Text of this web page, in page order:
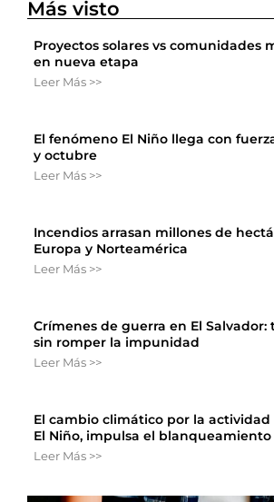
Más visto
Proyectos solares vs comunidades
en nueva etapa
Leer Más >>
El fenómeno El Niño llega con
y octubre
Leer Más >>
Incendios arrasan millones de
Europa y Norteamérica
Leer Más >>
Crímenes de guerra en El Salvador:
sin romper la impunidad
Leer Más >>
El cambio climático por la
El Niño, impulsa el blanqueamiento
Leer Más >>